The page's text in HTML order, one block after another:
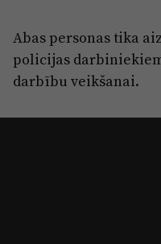
Abas personas tika
policijas
darbību veikšanai.